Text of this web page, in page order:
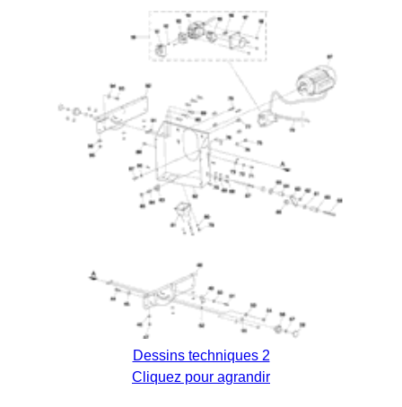
Dessins techniques 2
Cliquez pour agrandir